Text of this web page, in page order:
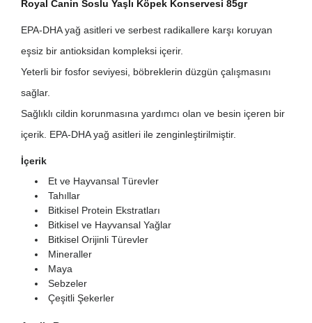
Royal Canin Soslu Yaşlı Köpek Konservesi 85gr
EPA-DHA yağ asitleri ve serbest radikallere karşı koruyan
eşsiz bir antioksidan kompleksi içerir.
Yeterli bir fosfor seviyesi, böbreklerin düzgün çalışmasını
sağlar.
Sağlıklı cildin korunmasına yardımcı olan ve besin içeren bir
içerik. EPA-DHA yağ asitleri ile zenginleştirilmiştir.
İçerik
Et ve Hayvansal Türevler
Tahıllar
Bitkisel Protein Ekstratları
Bitkisel ve Hayvansal Yağlar
Bitkisel Orijinli Türevler
Mineraller
Maya
Sebzeler
Çeşitli Şekerler